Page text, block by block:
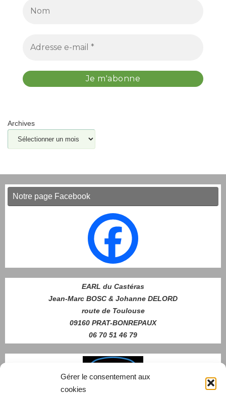
Gérer le consentement aux
cookies
Archives
Notre page Facebook
EARL du Castéras
Jean-Marc BOSC & Johanne DELORD
route de Toulouse
09160 PRAT-BONREPAUX
06 70 51 46 79